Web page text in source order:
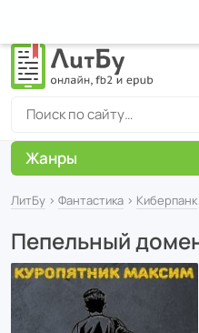
ЛитБу › Фантастика › Киберпанк
Пепельный
Жанры